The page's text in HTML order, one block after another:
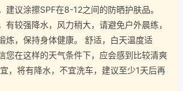
建议涂擦SPF在8-12之间的防晒护肤品。
有较强降水，风力稍大，请避免户外晨练，
炼，保持身体健康。 舒适，白天温度适
您在这样的天气条件下，应会感到比较清爽
，将有降水，不宜洗车，建议至少1天后再